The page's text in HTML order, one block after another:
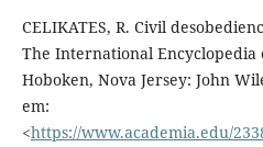
CELIKATES, R. Civil
The International Encyclopedia
Hoboken, Nova Jersey: John
em:
<https://www.academia.edu/